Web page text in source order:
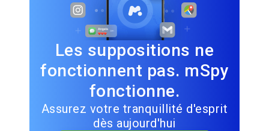
Les suppositions ne
fonctionnent pas. mSpy
fonctionne.
Assurez votre tranquillité d'esprit
dès aujourd'hui